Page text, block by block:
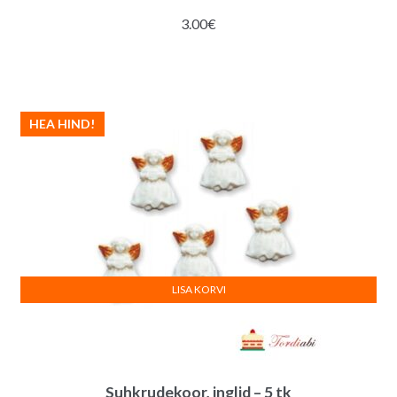
3.00€
Suhkrudekoor, inglid – 5 tk
HEA HIND!
LISA KORVI